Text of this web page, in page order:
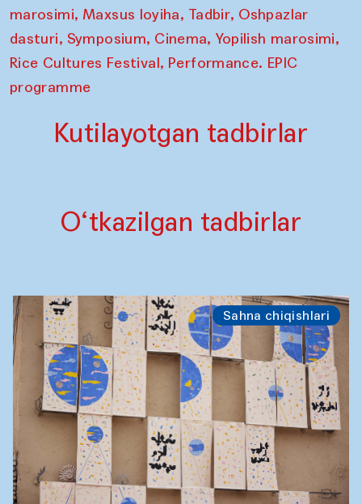
marosimi, Maxsus loyiha, Tadbir, Oshpazlar
dasturi, Symposium, Cinema, Yopilish marosimi,
Rice Cultures Festival, Performance. EPIC
programme
Kutilayotgan tadbirlar
O‘tkazilgan tadbirlar
Sahna chiqishlari